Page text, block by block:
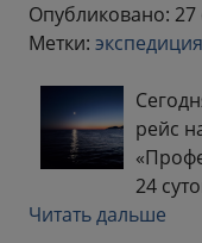
Опубликовано: 27
Метки: экспедиция
рейс
24
Читать дальше